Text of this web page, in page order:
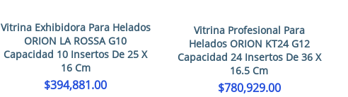
Vitrina Exhibidora Para Helados
ORION LA ROSSA G10
Capacidad 10 Insertos De 25 X
16 Cm
$394,881.00
Vitrina Profesional Para
Helados ORION KT24 G12
Capacidad 24 Insertos De 36 X
16.5 Cm
$780,929.00